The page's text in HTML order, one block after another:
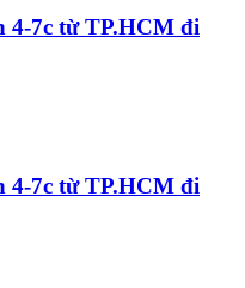
4-7c từ TP.HCM đi
4-7c từ TP.HCM đi